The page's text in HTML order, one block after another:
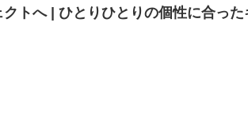
トへ | ひとりひとりの個性に合っ